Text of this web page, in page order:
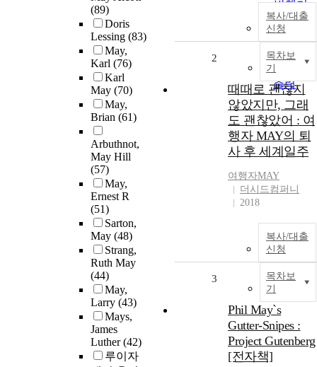
(89)
Doris
Lessing (83)
May,
Karl (76)
Karl
May (70)
May,
Brian (61)
Arbuthnot,
May Hill
(57)
May,
Ernest R
(51)
Sarton,
May (48)
Strang,
Ruth May
(44)
May,
Larry (43)
Mays,
James
Luther(42)
루이자
발행기
관순
30개씩
출력
50개씩
출력
100개씩
출력
복사/대출
신청
목차보
기
2
때때로 괜찮지
않았지만, 그래
도 괜찮았어 : 여
행자 MAY의 퇴
사 후 세계일주
여행자MAY
더시드컴퍼니
2018
복사/대출
신청
목차보
기
3
Phil May`s
Gutter-Snipes :
Project Gutenberg
[전자책]